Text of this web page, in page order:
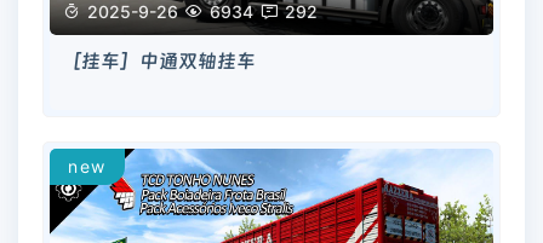
 2025-9-26  6934  292
［挂车］中通双轴挂车
new